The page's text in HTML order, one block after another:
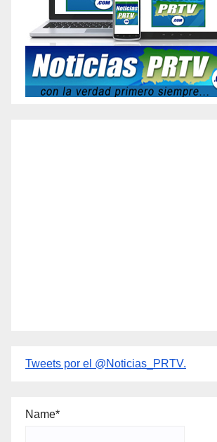
Tweets por el @Noticias_PRTV.
Name*